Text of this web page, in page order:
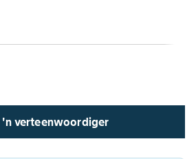
'n verteenwoordiger